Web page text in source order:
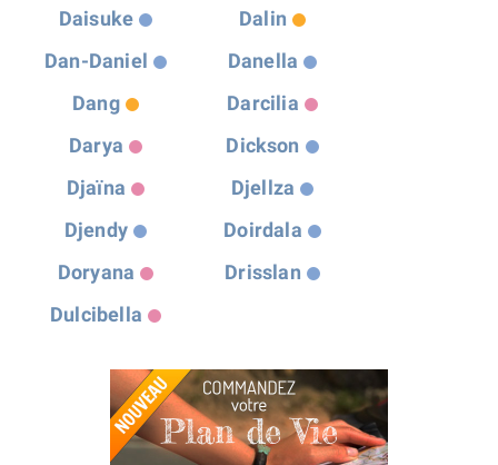
Daisuke
Dalin
Dan-Daniel
Danella
Dang
Darcilia
Darya
Dickson
Djaïna
Djellza
Djendy
Doirdala
Doryana
Drisslan
Dulcibella